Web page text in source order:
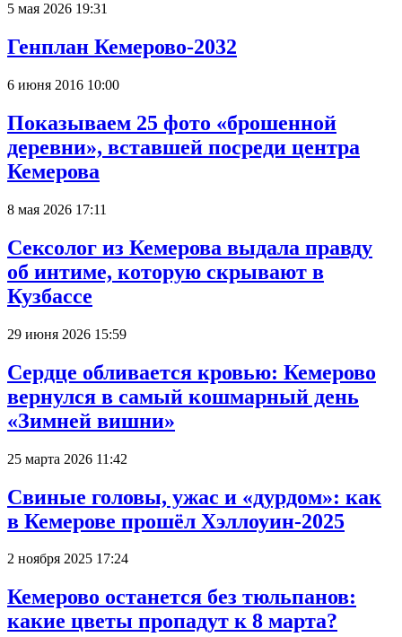
5 мая 2026 19:31
Генплан Кемерово-2032
6 июня 2016 10:00
Показываем 25 фото «брошенной
деревни», вставшей посреди центра
Кемерова
8 мая 2026 17:11
Сексолог из Кемерова выдала правду
об интиме, которую скрывают в
Кузбассе
29 июня 2026 15:59
Сердце обливается кровью: Кемерово
вернулся в самый кошмарный день
«Зимней вишни»
25 марта 2026 11:42
Свиные головы, ужас и «дурдом»: как
в Кемерове прошёл Хэллоуин-2025
2 ноября 2025 17:24
Кемерово останется без тюльпанов:
какие цветы пропадут к 8 марта?